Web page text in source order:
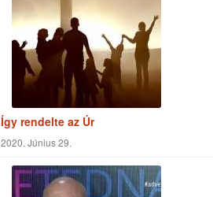
Cimkefelhő
Adventista Jézus